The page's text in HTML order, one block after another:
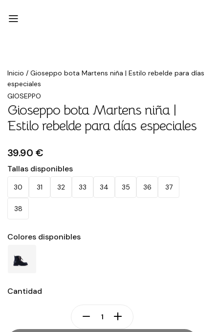
Inicio / Gioseppo bota Martens niña | Estilo rebelde para días
especiales
GIOSEPPO
Gioseppo bota Martens niña |
Estilo rebelde para días especiales
39.90 €
Tallas disponibles
30 31 32 33 34 35 36 37
38
Colores disponibles
Cantidad